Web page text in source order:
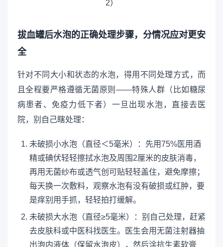
拔血罐后水泡的正确处理步骤，分情况应对更安
全
针对不同大小和状态的水泡，得用不同处理方式，而
且全程要严格遵循无菌原则——特殊人群（比如糖尿
病患者、免疫力低下者）一旦出现水泡，直接去医
院，别自己瞎处理：
未破损小水泡（直径＜5毫米）：先用75%医用酒
精或碘伏轻轻擦拭水泡及周围2厘米的皮肤消毒，
再用无菌纱布或透气创可贴轻轻盖住，避免摩擦；
每天换一次敷料，观察水泡有没有破损或红肿，要
是痒别用手抓，轻轻拍打缓解。
未破损大水泡（直径≥5毫米）：别自己处理，赶紧
去皮肤科或中医科找医生。医生会用无菌注射器抽
出泡内液体（保留水泡皮），然后涂抗生素软膏